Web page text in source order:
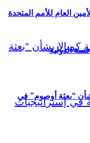
العام للأمم المتحدة
الدولية
“بعثة أوصوم” في